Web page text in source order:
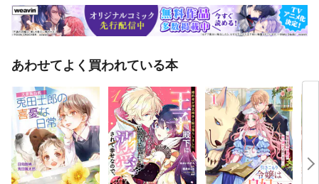
あわせてよく買われている本